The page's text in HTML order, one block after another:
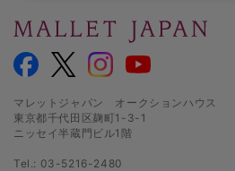
マレットジャパン オークションハウス
東京都千代田区麹町1-3-1
ニッセイ半蔵門ビル1階
Tel.: 03-5216-2480